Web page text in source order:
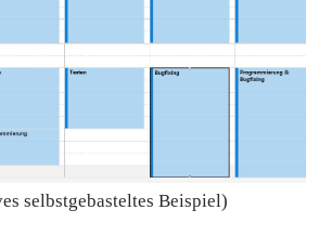
selbstgebasteltes Beispiel)